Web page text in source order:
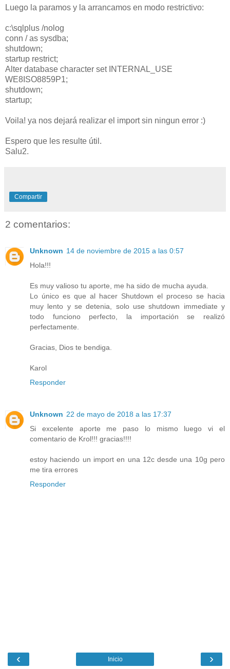
Luego la paramos y la arrancamos en modo restrictivo:
c:\sqlplus /nolog
conn / as sysdba;
shutdown;
startup restrict;
Alter database character set INTERNAL_USE
WE8ISO8859P1;
shutdown;
startup;
Voila! ya nos dejará realizar el import sin ningun error :)
Espero que les resulte útil.
Salu2.
Compartir
2 comentarios:
Unknown 14 de noviembre de 2015 a las 0:57
Hola!!!
Es muy valioso tu aporte, me ha sido de mucha ayuda.
Lo único es que al hacer Shutdown el proceso se hacia
muy lento y se detenia, solo use shutdown immediate y
todo funciono perfecto, la importación se realizó
perfectamente.
Gracias, Dios te bendiga.
Karol
Responder
Unknown 22 de mayo de 2018 a las 17:37
Si excelente aporte me paso lo mismo luego vi el
comentario de Krol!!! gracias!!!!
estoy haciendo un import en una 12c desde una 10g pero
me tira errores
Responder
‹ ›
Inicio